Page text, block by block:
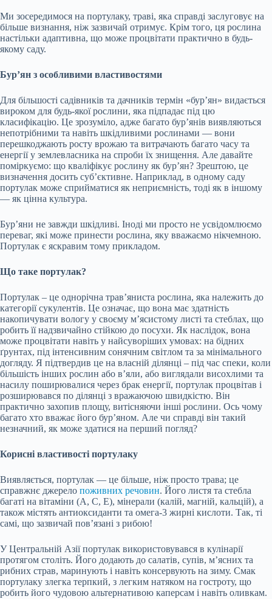
Ми зосередимося на портулаку, траві, яка справді заслуговує на
більше визнання, ніж зазвичай отримує. Крім того, ця рослина
настільки адаптивна, що може процвітати практично в будь-
якому саду.
Бур’ян з особливими властивостями
Для більшості садівників та дачників термін «бур’ян» видається
вироком для будь-якої рослини, яка підпадає під цю
класифікацію. Це зрозуміло, адже багато бур’янів виявляються
непотрібними та навіть шкідливими рослинами — вони
перешкоджають росту врожаю та витрачають багато часу та
енергії у землевласника на спроби їх знищення. Але давайте
поміркуємо: що кваліфікує рослину як бур’ян? Зрештою, це
визначення досить суб’єктивне. Наприклад, в одному саду
портулак може сприйматися як неприємність, тоді як в іншому
— як цінна культура.
Бур’яни не завжди шкідливі. Іноді ми просто не усвідомлюємо
переваг, які може принести рослина, яку вважаємо нікчемною.
Портулак є яскравим тому прикладом.
Що таке портулак?
Портулак – це однорічна трав’яниста рослина, яка належить до
категорії сукулентів. Це означає, що вона має здатність
накопичувати вологу у своєму м’ясистому листі та стеблах, що
робить її надзвичайно стійкою до посухи. Як наслідок, вона
може процвітати навіть у найсуворіших умовах: на бідних
ґрунтах, під інтенсивним сонячним світлом та за мінімального
догляду. Я підтвердив це на власній ділянці – під час спеки, коли
більшість інших рослин або в’яли, або виглядали висохлими та
насилу поширювалися через брак енергії, портулак процвітав і
розширювався по ділянці з вражаючою швидкістю. Він
практично захопив площу, витісняючи інші рослини. Ось чому
багато хто вважає його бур’яном. Але чи справді він такий
незначний, як може здатися на перший погляд?
Корисні властивості портулаку
Виявляється, портулак — це більше, ніж просто трава; це
справжнє джерело поживних речовин. Його листя та стебла
багаті на вітаміни (A, C, E), мінерали (калій, магній, кальцій), а
також містять антиоксиданти та омега-3 жирні кислоти. Так, ті
самі, що зазвичай пов’язані з рибою!
У Центральній Азії портулак використовувався в кулінарії
протягом століть. Його додають до салатів, супів, м’ясних та
рибних страв, маринують і навіть консервують на зиму. Смак
портулаку злегка терпкий, з легким натяком на гостроту, що
робить його чудовою альтернативою каперсам і навіть оливкам.